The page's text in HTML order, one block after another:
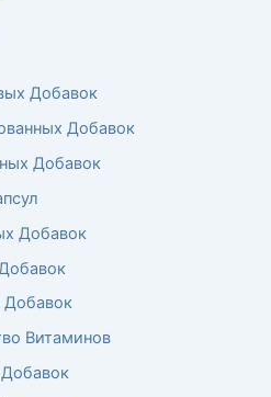
Добавок
Добавок
Добавок
Добавок
Добавок
Витаминов